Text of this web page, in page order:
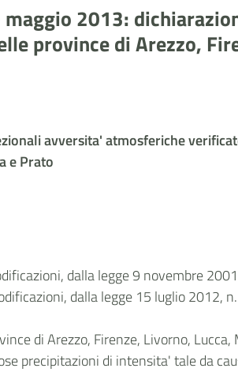
2013:
province di Arezzo,
avversita' atmosferiche
e Prato
dalla legge 9 novembre
dalla legge 15 luglio 2012,
di Arezzo, Firenze, Livorno,
precipitazioni di intensita' tale da